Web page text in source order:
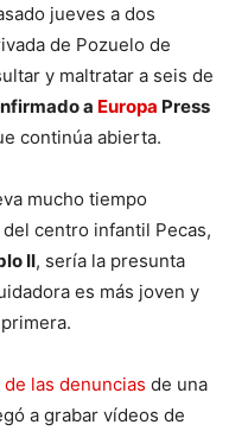
jueves a dos
de Pozuelo de
y maltratar a seis de
a Europa Press
continúa abierta.
mucho tiempo
centro infantil Pecas,
II, sería la presunta
es más joven y
de las denuncias de una
a grabar vídeos de